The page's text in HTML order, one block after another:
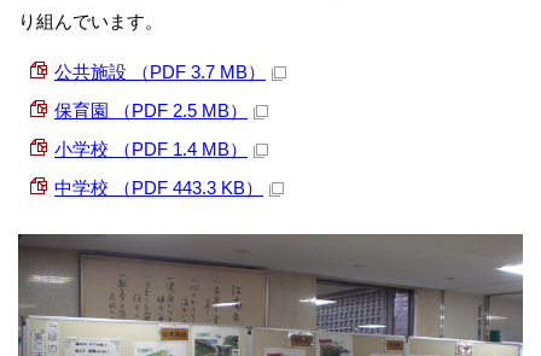
り組んでいます。
公共施設 （PDF 3.7 MB）
保育園 （PDF 2.5 MB）
小学校 （PDF 1.4 MB）
中学校 （PDF 443.3 KB）